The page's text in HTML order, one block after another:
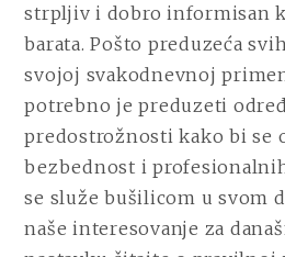
strpljiv i dobro informisan
barata. Pošto preduzeća
svojoj svakodnevnoj
potrebno je preduzeti
predostrožnosti kako bi se
bezbednost i
se služe bušilicom u svom
naše interesovanje za